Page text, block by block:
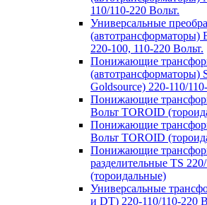
110/110-220 Вольт.
Универсальные
(автотрансформаторы)
220-100, 110-220 Вольт.
Понижающие
Goldsource) 220-110/
Понижающие
Вольт TOROID
Понижающие
Вольт TOROID
Понижающие
разделительные TS
(тороидальные)
Универсальные
и DT) 220-110/110-220